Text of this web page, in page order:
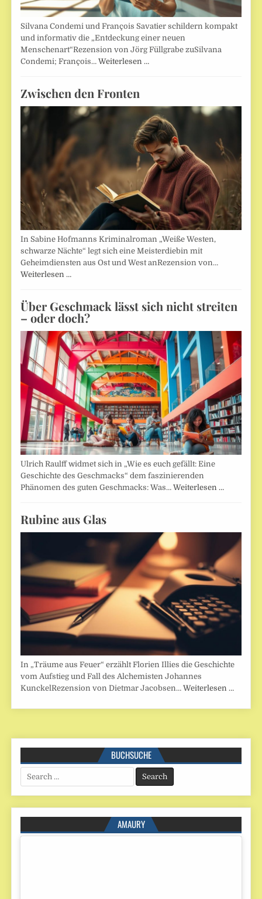
Silvana Condemi und François Savatier schildern kompakt
und informativ die „Entdeckung einer neuen
Menschenart“Rezension von Jörg Füllgrabe zuSilvana
Condemi; François…Weiterlesen …
Zwischen den Fronten
In Sabine Hofmanns Kriminalroman „Weiße Westen,
schwarze Nächte“ legt sich eine Meisterdiebin mit
Geheimdiensten aus Ost und West anRezension von…
Weiterlesen …
Über Geschmack lässt sich nicht streiten
– oder doch?
Ulrich Raulff widmet sich in „Wie es euch gefällt: Eine
Geschichte des Geschmacks“ dem faszinierenden
Phänomen des guten Geschmacks: Was…Weiterlesen …
Rubine aus Glas
In „Träume aus Feuer“ erzählt Florien Illies die Geschichte
vom Aufstieg und Fall des Alchemisten Johannes
KunckelRezension von Dietmar Jacobsen…Weiterlesen …
BUCHSUCHE
Search
for:
AMAURY